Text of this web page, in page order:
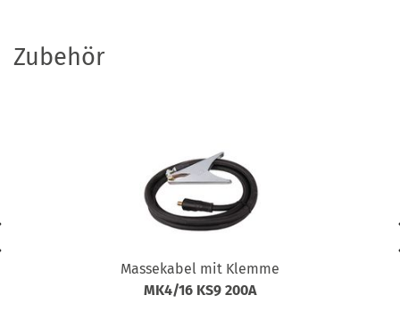
Zubehör
Massekabel mit Klemme
MK4/16 KS9 200A